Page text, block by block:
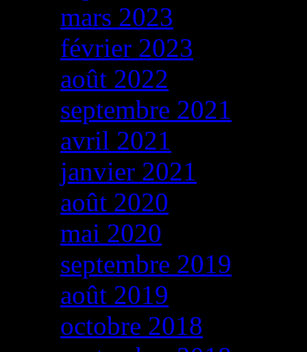
mars 2023
février 2023
août 2022
septembre 2021
avril 2021
janvier 2021
août 2020
mai 2020
septembre 2019
août 2019
octobre 2018